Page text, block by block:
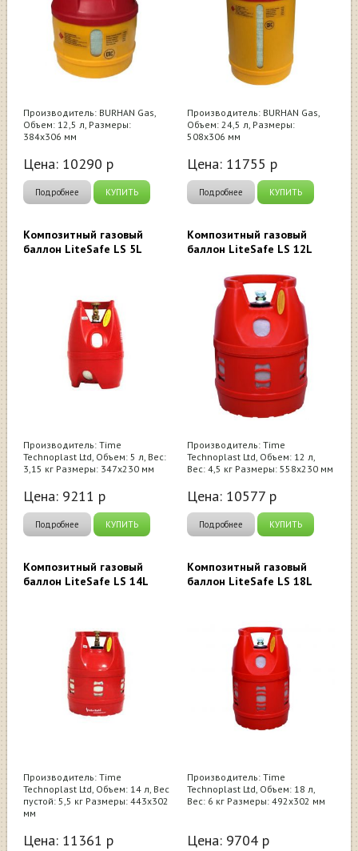
Производитель: BURHAN Gas,
Объем: 12,5 л, Размеры:
384х306 мм
Цена: 10290 р
Подробнее КУПИТЬ
Производитель: BURHAN Gas,
Объем: 24,5 л, Размеры:
508х306 мм
Цена: 11755 р
Подробнее КУПИТЬ
Композитный газовый
баллон LiteSafe LS 5L
Производитель: Time
Technoplast Ltd, Объем: 5 л, Вес:
3,15 кг Размеры: 347х230 мм
Цена: 9211 р
Подробнее КУПИТЬ
Композитный газовый
баллон LiteSafe LS 12L
Производитель: Time
Technoplast Ltd, Объем: 12 л,
Вес: 4,5 кг Размеры: 558х230 мм
Цена: 10577 р
Подробнее КУПИТЬ
Композитный газовый
баллон LiteSafe LS 14L
Производитель: Time
Technoplast Ltd, Объем: 14 л, Вес
пустой: 5,5 кг Размеры: 443х302
мм
Цена: 11361 р
Композитный газовый
баллон LiteSafe LS 18L
Производитель: Time
Technoplast Ltd, Объем: 18 л,
Вес: 6 кг Размеры: 492х302 мм
Цена: 9704 р